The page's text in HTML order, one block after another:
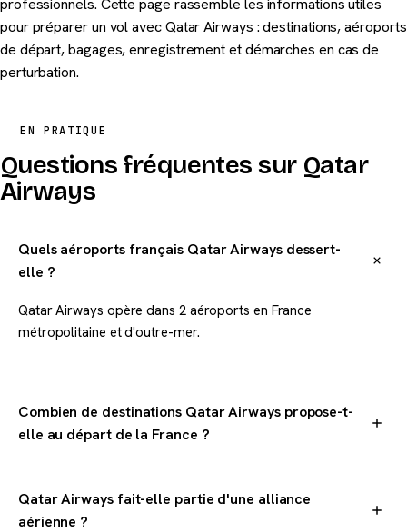
professionnels. Cette page rassemble les informations utiles
pour préparer un vol avec Qatar Airways : destinations, aéroports
de départ, bagages, enregistrement et démarches en cas de
perturbation.
EN PRATIQUE
Questions fréquentes sur Qatar
Airways
Quels aéroports français Qatar Airways dessert-
elle ?
Qatar Airways opère dans 2 aéroports en France
métropolitaine et d'outre-mer.
Combien de destinations Qatar Airways propose-t-
elle au départ de la France ?
départ de la France.
Qatar Airways fait-elle partie d'une alliance
aérienne ?